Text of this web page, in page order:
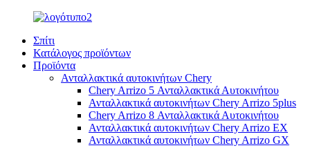
Σπίτι
Κατάλογος προϊόντων
Προϊόντα
Ανταλλακτικά αυτοκινήτων Chery
Chery Arrizo 5 Ανταλλακτικά Αυτοκινήτου
Ανταλλακτικά αυτοκινήτων Chery Arrizo 5plus
Chery Arrizo 8 Ανταλλακτικά Αυτοκινήτου
Ανταλλακτικά αυτοκινήτων Chery Arrizo EX
Ανταλλακτικά αυτοκινήτων Chery Arrizo GX